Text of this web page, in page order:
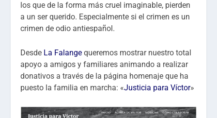
los que de la forma más cruel imaginable, pierden
a un ser querido. Especialmente si el crimen es un
crimen de odio antiespañol.
Desde La Falange queremos mostrar nuestro total
apoyo a amigos y familiares animando a realizar
donativos a través de la página homenaje que ha
puesto la familia en marcha: «Justicia para Víctor»